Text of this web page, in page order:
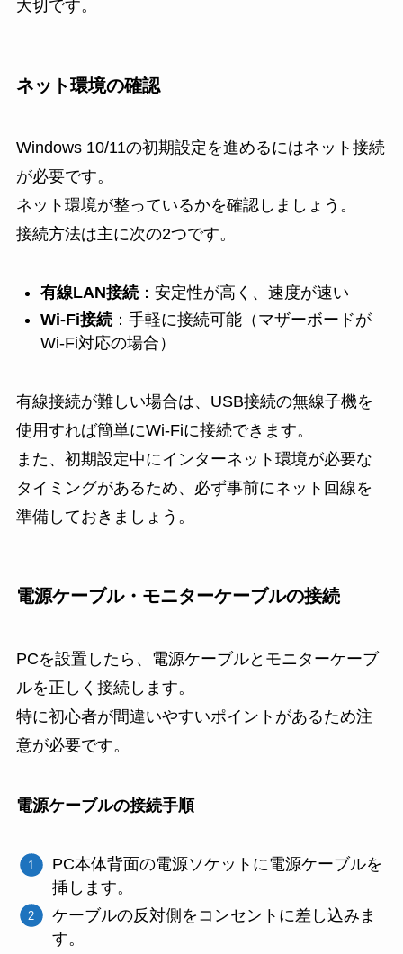
大切です。
ネット環境の確認
Windows 10/11の初期設定を進めるにはネット接続
が必要です。
ネット環境が整っているかを確認しましょう。
接続方法は主に次の2つです。
有線LAN接続：安定性が高く、速度が速い
Wi-Fi接続：手軽に接続可能（マザーボードが
Wi-Fi対応の場合）
有線接続が難しい場合は、USB接続の無線子機を
使用すれば簡単にWi-Fiに接続できます。
また、初期設定中にインターネット環境が必要な
タイミングがあるため、必ず事前にネット回線を
準備しておきましょう。
電源ケーブル・モニターケーブルの接続
PCを設置したら、電源ケーブルとモニターケーブ
ルを正しく接続します。
特に初心者が間違いやすいポイントがあるため注
意が必要です。
電源ケーブルの接続手順
PC本体背面の電源ソケットに電源ケーブルを
挿します。
ケーブルの反対側をコンセントに差し込みま
す。